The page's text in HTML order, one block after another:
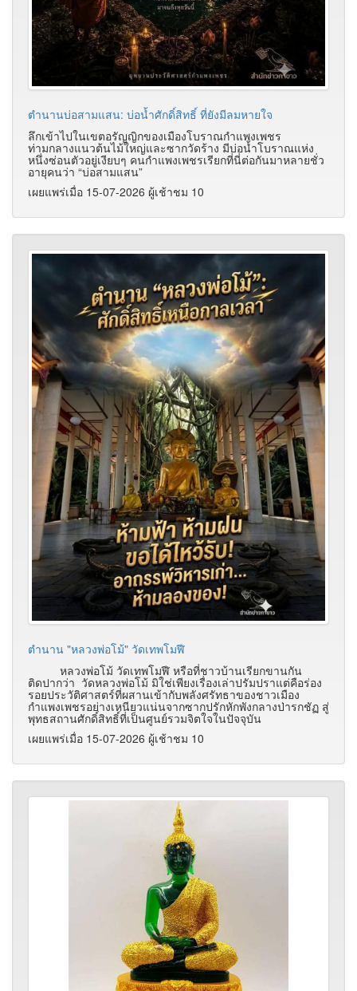
ตำนานบ่อสามแสน: บ่อน้ำศักดิ์สิทธิ์​ ที่ยังมีลมหายใจ
ลึกเข้าไปในเขตอรัญญิกของเมืองโบราณกำแพงเพชร
ท่ามกลางแนวต้นไม้ใหญ่และซากวัดร้าง มีบ่อน้ำโบราณแห่ง
หนึ่งซ่อนตัวอยู่เงียบๆ คนกำแพงเพชรเรียกที่นี่ต่อกันมาหลายชั่ว
อายุคนว่า “บ่อสามแสน”
เผยแพร่เมื่อ 15-07-2026 ผู้เช้าชม 10
ตำนาน "หลวงพ่อโม้" วัดเทพโมฬี
หลวงพ่อโม้ วัดเทพโมฬี หรือที่ชาวบ้านเรียกขานกัน
ติดปากว่า วัดหลวงพ่อโม้ มิใช่เพียงเรื่องเล่าปรัมปราแต่คือร่อง
รอยประวัติศาสตร์ที่ผสานเข้ากับพลังศรัทธาของชาวเมือง
กำแพงเพชรอย่างเหนียวแน่นจากซากปรักหักพังกลางป่ารกชัฏ สู่
พุทธสถานศักดิ์สิทธิ์ที่เป็นศูนย์รวมจิตใจในปัจจุบัน
เผยแพร่เมื่อ 15-07-2026 ผู้เช้าชม 10